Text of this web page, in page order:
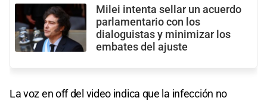
Milei intenta sellar un acuerdo
parlamentario con los
dialoguistas y minimizar los
embates del ajuste
La voz en off del video indica que la infección no